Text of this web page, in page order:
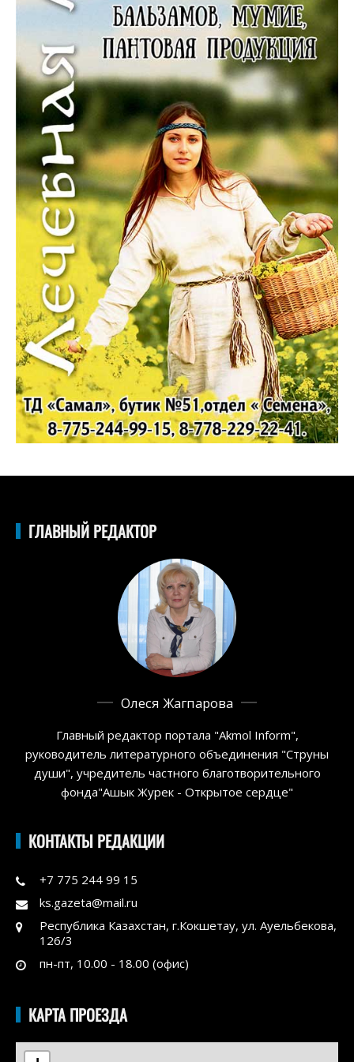
ГЛАВНЫЙ РЕДАКТОР
Олеся Жагпарова
Главный редактор портала "Akmol Inform",
руководитель литературного объединения "Струны
души", учредитель частного благотворительного
фонда"Ашык Журек - Открытое сердце"
КОНТАКТЫ РЕДАКЦИИ
+7 775 244 99 15
ks.gazeta@mail.ru
Республика Казахстан, г.Кокшетау, ул. Ауельбекова,
126/3
пн-пт, 10.00 - 18.00 (офис)
КАРТА ПРОЕЗДА